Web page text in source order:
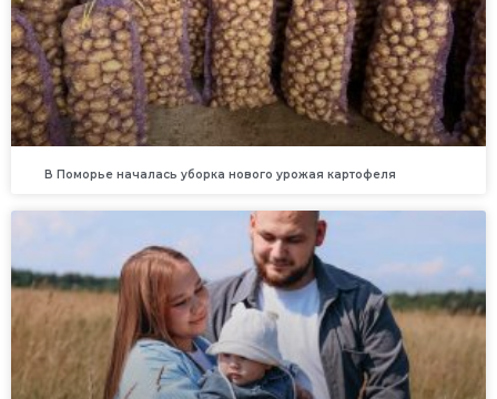
В Поморье началась уборка нового урожая картофеля